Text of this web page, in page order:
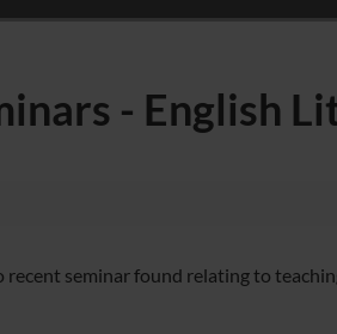
- English
recent seminar found relating to